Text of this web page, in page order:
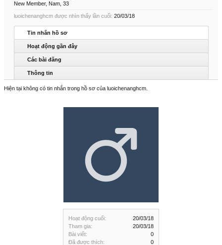
Hoạt động cuối:
20/03/18
Tham gia:
20/03/18
Bài viết:
0
Đã được thích:
0
New Member, Nam, 33
luoichenanghcm được nhìn thấy lần cuối: 20/03/18
Tin nhắn hồ sơ
Hoạt động gần đây
Các bài đăng
Thông tin
Hiện tại không có tin nhắn trong hồ sơ của luoichenanghcm.